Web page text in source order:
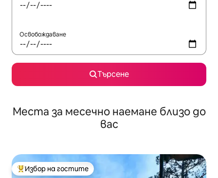
Освобождаване
Търсене
Места за месечно наемане близо до
вас
Най-популярен избор на гостите
Избор на гостите